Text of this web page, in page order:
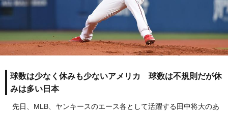
球数は少なく休みも少ないアメリカ 球数は不規則だが休
みは多い日本
先日、MLB、ヤンキースのエース各として活躍する田中将大のあ